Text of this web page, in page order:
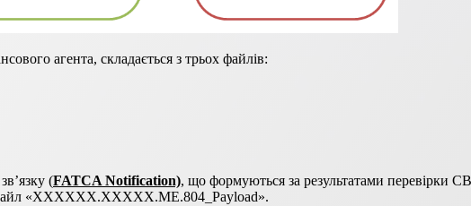
агента, складається з трьох файлів:
(FATCA Notification), що формуються за результатами перевірки
«XXXXXX.XXXXX.ME.804_Payload».